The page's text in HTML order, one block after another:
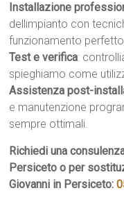
Installazione
dellimpianto con
funzionamento
Test e verifica:
spieghiamo come
Assistenza post-
e manutenzione
sempre ottimali.
Richiedi una
Persiceto o per
Giovanni in Persiceto: